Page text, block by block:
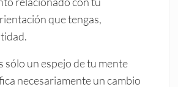
que tengas,
sólo un espejo de tu mente
necesariamente un cambio